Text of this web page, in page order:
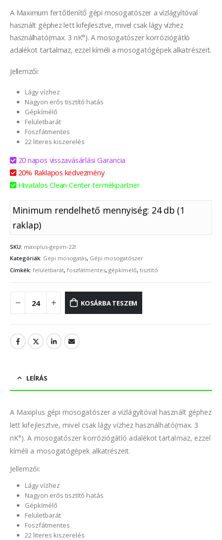
A Maximum fertőtlenítő gépi mosogatószer a vízlágyítóval
használt géphez lett kifejlesztve, mivel csak lágy vízhez
használható(max. 3 nK°). A mosogatószer korróziógátló
adalékot tartalmaz, ezzel kíméli a mosogatógépek alkatrészeit.
Jellemzői:
Lágy vízhez
Nagyon erős tisztító hatás
Gépkímélő
Felületbarát
Foszfátmentes
22 literes kiszerelés
20 napos visszavásárlási Garancia
20% Raklapos kedvezmény
Hivatalos Clean Center termékpartner
Minimum rendelhető mennyiség: 24 db (1
raklap)
SKU: maxiplus-gepim-22l
Kategóriák: Gépi mosogatás, Gépi mosogatószer
Címkék: felületbarát, foszfátmentes, gépkímélő, tisztító
KOSÁRBA TESZEM
LEÍRÁS
A Maxiplus gépi mosogatószer a vízlágyítóval használt géphez
lett kifejlesztve, mivel csak lágy vízhez használható(max. 3
nK°). A mosogatószer korróziógátló adalékot tartalmaz, ezzel
kíméli a mosogatógépek alkatrészeit.
Jellemzői:
Lágy vízhez
Nagyon erős tisztító hatás
Gépkímélő
Felületbarát
Foszfátmentes
22 literes kiszerelés